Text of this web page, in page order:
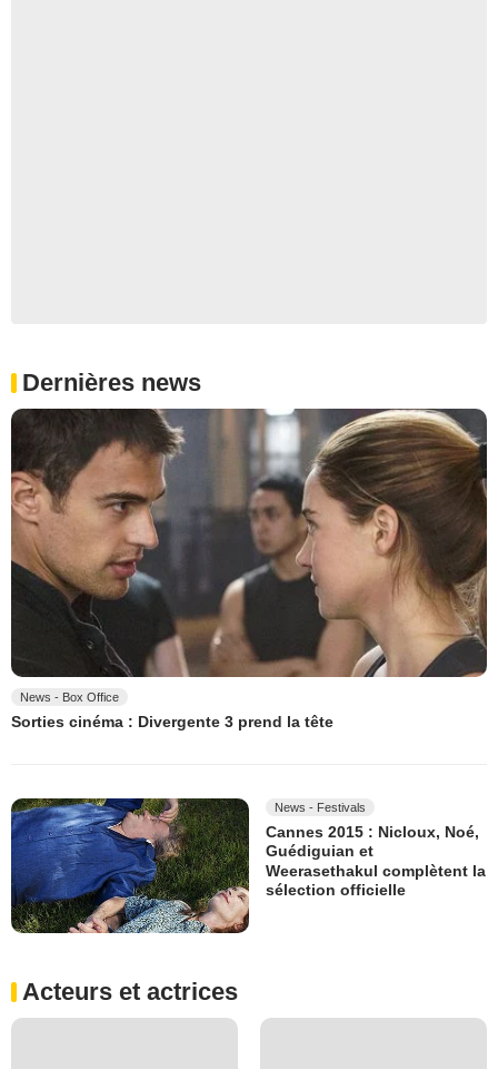
Dernières news
News - Box Office
Sorties cinéma : Divergente 3 prend la tête
News - Festivals
Cannes 2015 : Nicloux, Noé,
Guédiguian et
Weerasethakul complètent la
sélection officielle
Acteurs et actrices